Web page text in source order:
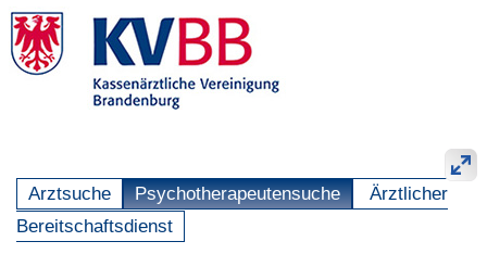
Arztsuche Psychotherapeutensuche
Ärztlicher
Bereitschaftsdienst